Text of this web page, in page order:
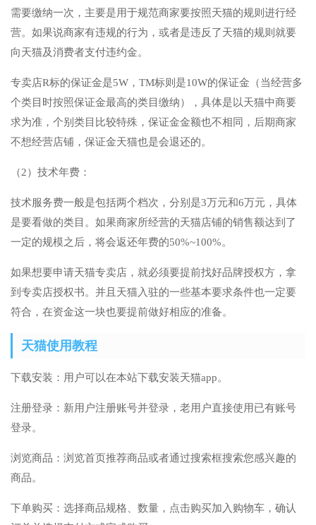
需要缴纳一次，主要是用于规范商家要按照天猫的规则进行经
营。如果说商家有违规的行为，或者是违反了天猫的规则就要
向天猫及消费者支付违约金。
专卖店R标的保证金是5W，TM标则是10W的保证金（当经营多
个类目时按照保证金最高的类目缴纳），具体是以天猫中商要
求为准，个别类目比较特殊，保证金金额也不相同，后期商家
不想经营店铺，保证金天猫也是会退还的。
（2）技术年费：
技术服务费一般是包括两个档次，分别是3万元和6万元，具体
是要看做的类目。如果商家所经营的天猫店铺的销售额达到了
一定的规模之后，将会返还年费的50%~100%。
如果想要申请天猫专卖店，就必须要提前找好品牌授权方，拿
到专卖店授权书。并且天猫入驻的一些基本要求条件也一定要
符合，在资金这一块也要提前做好相应的准备。
天猫使用教程
下载安装：用户可以在本站下载安装天猫app。
注册登录：新用户注册账号并登录，老用户直接使用已有账号
登录。
浏览商品：浏览首页推荐商品或者通过搜索框搜索您感兴趣的
商品。
下单购买：选择商品规格、数量，点击购买加入购物车，确认